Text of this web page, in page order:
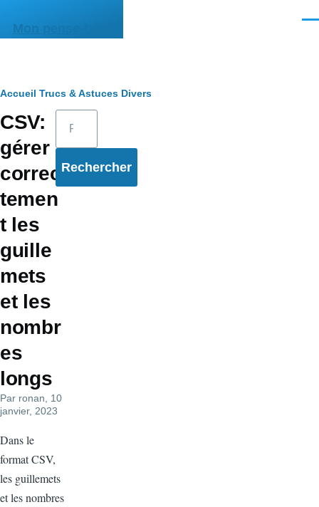
Mon pense-bête
Fil
d'Ariane
Accueil Trucs & Astuces Divers
CSV:
gérer
correc
temen
t les
guille
mets
et les
nombr
es
longs
Par ronan , 10
janvier, 2023
Dans le
format CSV,
les guillemets
et les nombres